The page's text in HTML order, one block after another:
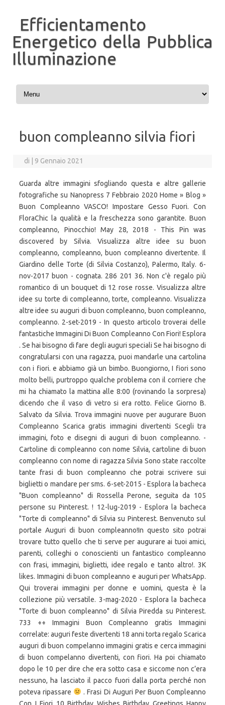
Efficientamento
Energetico della Pubblica
Illuminazione
Vai al contenuto
buon compleanno silvia fiori
di 9 Gennaio 2021
Guarda altre immagini sfogliando questa e altre gallerie
fotografiche su Nanopress 7 Febbraio 2020 Home » Blog »
Buon Compleanno VASCO! Impostare Gesso Fuori. Con
FloraChic la qualità e la freschezza sono garantite. Buon
compleanno, Pinocchio! May 28, 2018 - This Pin was
discovered by Silvia. Visualizza altre idee su buon
compleanno, compleanno, buon compleanno divertente. Il
Giardino delle Torte (di Silvia Costanzo), Palermo, Italy. 6-
nov-2017 buon - cognata. 286 201 36. Non c'è regalo più
romantico di un bouquet di 12 rose rosse. Visualizza altre
idee su torte di compleanno, torte, compleanno. Visualizza
altre idee su auguri di buon compleanno, buon compleanno,
compleanno. 2-set-2019 - In questo articolo troverai delle
fantastiche Immagini Di Buon Compleanno Con Fiori! Esplora
. Se hai bisogno di fare degli auguri speciali Se hai bisogno di
congratularsi con una ragazza, puoi mandarle una cartolina
con i fiori. e abbiamo già un bimbo. Buongiorno, I fiori sono
molto belli, purtroppo qualche problema con il corriere che
mi ha chiamato la mattina alle 8:00 (rovinando la sorpresa)
dicendo che il vaso di vetro si era rotto. Felice Giorno B.
Salvato da Silvia. Trova immagini nuove per augurare Buon
Compleanno Scarica gratis immagini divertenti Scegli tra
immagini, foto e disegni di auguri di buon compleanno. -
Cartoline di compleanno con nome Silvia, cartoline di buon
compleanno con nome di ragazza Silvia Sono state raccolte
tante frasi di buon compleanno che potrai scrivere sui
biglietti o mandare per sms. 6-set-2015 - Esplora la bacheca
"Buon compleanno" di Rossella Perone, seguita da 105
persone su Pinterest. ! 12-lug-2019 - Esplora la bacheca
"Torte di compleanno" di Silvia su Pinterest. Benvenuto sul
portale Auguri di buon compleanno!In questo sito potrai
trovare tutto quello che ti serve per augurare ai tuoi amici,
parenti, colleghi o conoscienti un fantastico compleanno
con frasi, immagini, biglietti, idee regalo e tanto altro!. 3K
likes. Immagini di buon compleanno e auguri per WhatsApp.
Qui troverai immagini per donne e uomini, questa è la
collezione più versatile. 3-mag-2020 - Esplora la bacheca
"Torte di buon compleanno" di Silvia Piredda su Pinterest.
733 ++ Immagini Buon Compleanno gratis Immagini
correlate: auguri feste divertenti 18 anni torta regalo Scarica
auguri di buon compelanno immagini gratis e cerca immagini
di buon compelanno divertenti, con fiori. Ha poi chiamato
dopo le 10 per dire che era sotto casa e siccome non c’era
nessuno, ha lasciato il pacco fuori dalla porta perché non
poteva ripassare
. Frasi Di Auguri Per Buon Compleanno